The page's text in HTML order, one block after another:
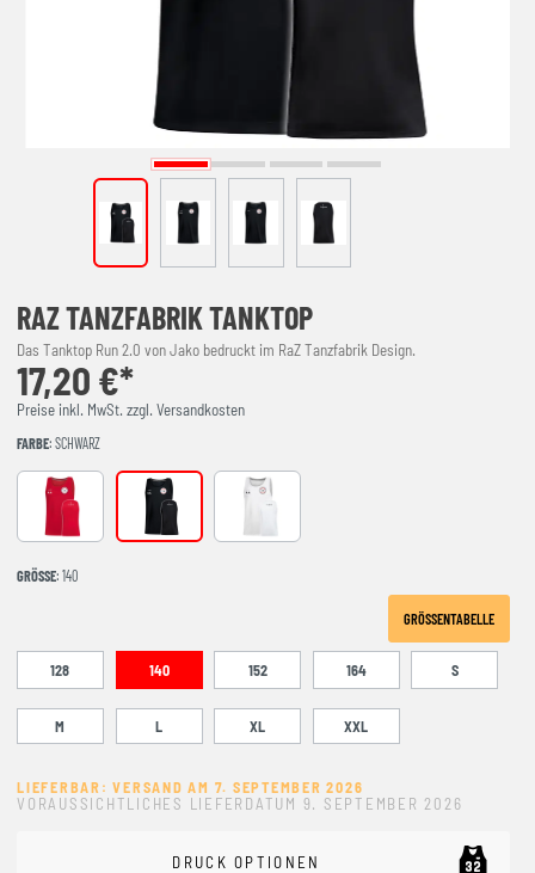
RAZ TANZFABRIK TANKTOP
Das Tanktop Run 2.0 von Jako bedruckt im RaZ Tanzfabrik Design.
17,20 €*
Preise inkl. MwSt. zzgl. Versandkosten
FARBE: SCHWARZ
rot schwarz
GRÖSSE : 140
GRÖSSENTABELLE
128 140 152 164 S
M L XL XXL
LIEFERBAR: VERSAND AM 7. SEPTEMBER 2026
VORAUSSICHTLICHES LIEFERDATUM 9. SEPTEMBER 2026
DRUCK OPTIONEN